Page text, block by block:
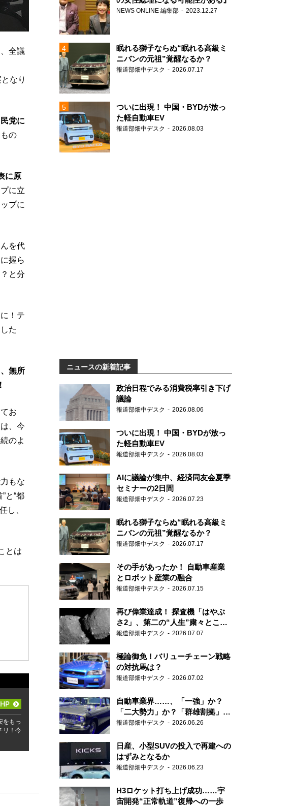
全議
なり
党に
の
に原
に立
プに
を代
握ら
と分
！テ
た
無所
お
、今
のよ
もな
と“都
し、
とは
をもっ
リ！今
NEWS ONLINE 編集部 2023.12.27
眠れる獅子ならぬ“眠れる高級ミ
ニバンの元祖”覚醒なるか？
報道部畑中デスク 2026.07.17
ついに出現！ 中国・BYDが放っ
た軽自動車EV
報道部畑中デスク 2026.08.03
ニュースの新着記事
政治日程でみる消費税率引き下げ
議論
報道部畑中デスク 2026.08.06
ついに出現！ 中国・BYDが放っ
た軽自動車EV
報道部畑中デスク 2026.08.03
AIに議論が集中、経済同友会夏季
セミナーの2日間
報道部畑中デスク 2026.07.23
眠れる獅子ならぬ“眠れる高級ミ
ニバンの元祖”覚醒なるか？
報道部畑中デスク 2026.07.17
その手があったか！ 自動車産業
とロボット産業の融合
報道部畑中デスク 2026.07.15
再び偉業達成！ 探査機「はやぶ
さ2」、第二の“人生”粛々とこな
す
報道部畑中デスク 2026.07.07
極論御免！バリューチェーン戦略
の対抗馬は？
報道部畑中デスク 2026.07.02
自動車業界……、「一強」か？
「二大勢力」か？「群雄割拠」
か？
報道部畑中デスク 2026.06.26
日産、小型SUVの投入で再建への
はずみとなるか
報道部畑中デスク 2026.06.23
H3ロケット打ち上げ成功……宇
宙開発“正常軌道”復帰への一歩